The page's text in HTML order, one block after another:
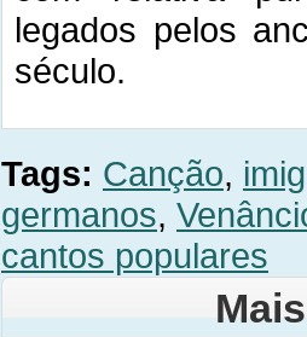
legados pelos
século.
Tags: Canção,
germanos,
cantos populares